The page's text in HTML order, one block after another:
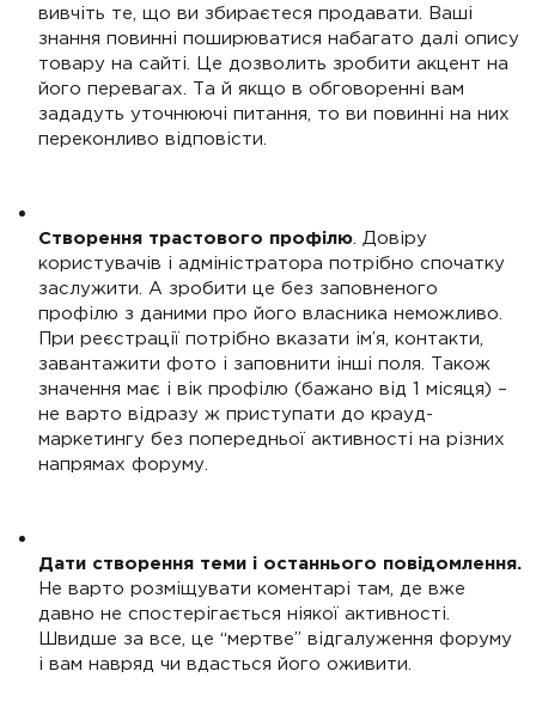
вивчіть те, що ви збираєтеся продавати. Ваші
знання повинні поширюватися набагато далі опису
товару на сайті. Це дозволить зробити акцент на
його перевагах. Та й якщо в обговоренні вам
зададуть уточнюючі питання, то ви повинні на них
переконливо відповісти.
Створення трастового профілю . Довіру
користувачів і адміністратора потрібно спочатку
заслужити. А зробити це без заповненого
профілю з даними про його власника неможливо.
При реєстрації потрібно вказати ім’я, контакти,
завантажити фото і заповнити інші поля. Також
значення має і вік профілю (бажано від 1 місяця) –
не варто відразу ж приступати до крауд-
маркетингу без попередньої активності на різних
напрямах форуму.
Дати створення теми і останнього повідомлення.
Не варто розміщувати коментарі там, де вже
давно не спостерігається ніякої активності.
Швидше за все, це “мертве” відгалуження форуму
і вам навряд чи вдасться його оживити.